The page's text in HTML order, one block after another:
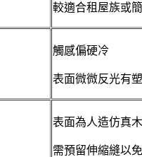
較適合租屋族或
觸感偏硬冷
表面微微反光有
表面為人造仿真
需預留伸縮縫以